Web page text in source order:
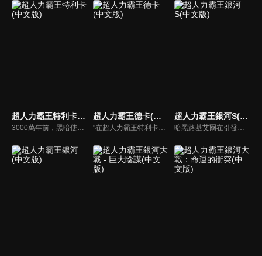
超人力霸王特利卡(中文版)
3000萬年前，黑暗使世界深陷於恐怖裡，而光之巨人將其封印在遙遠的宇宙之中。 用盡力量的光之巨人便沉眠於紅色星球上。隨著時間流逝…在地球和平同盟TPU繁忙於成立專業小組GUTS-SELECT時, 真中劍悟做為一位植物學家在已開發的火星上安穩地生活著。然而那份安穩的生活, 卻在某天被宣布告終。
超人力霸王德卡(中文版)
"在超人力霸王特利卡擊敗闇之巨人十年後，昔日的怪獸災害已消滅，地球似乎恢復了和平。人類的目光進一步轉向宇宙，而怪獸災害的對策規模開始縮小。就在這時，突然飛來的神秘宇宙浮遊物體「索菲亞」開始襲擊地球，人類與宇宙的聯繫被斷絕，成為了「孤島般的星球」…"
超人力霸王銀河S(中文版)
暗黑路基艾爾在引發的暗黑火花戰爭中，用擁有讓所有生物陷入時間停歇的暗黑波動將所有的超人力霸王，怪獸和宇宙人變成人偶，後在突然出現的超人力霸王銀河導致兩敗俱傷，雙方因能力用盡而進入沉睡狀態。人偶變成流星降落到地球上，從外國回來的禮堂光命運般的被選中為超人力霸王銀河的繼承者。